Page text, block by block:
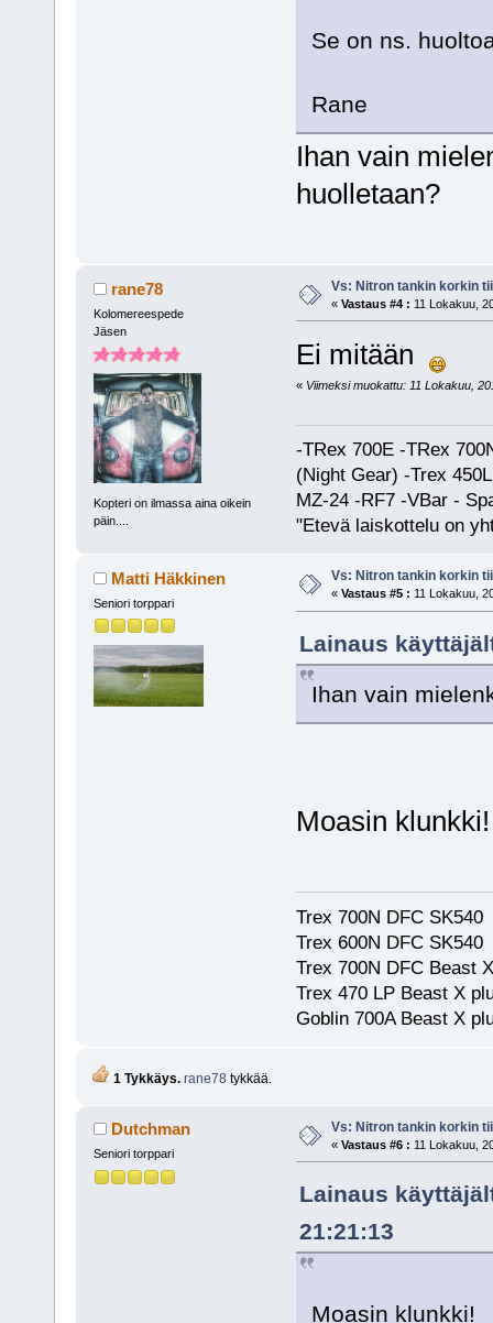
Se on ns.
Rane
Ihan vain
huolletaan?
rane78
Kolomereespede
Jäsen
Kopteri on ilmassa aina oikein
päin....
Vs: Nitron tankin korkin
« Vastaus #4 : 11 Lokakuu,
Ei mitään
« Viimeksi muokattu: 11 Lokakuu,
-TRex 700E -TRex
(Night Gear) -Trex
MZ-24 -RF7 -VBar -
"Etevä laiskottelu on
Matti Häkkinen
Seniori torppari
Vs: Nitron tankin korkin
« Vastaus #5 : 11 Lokakuu,
Lainaus
Ihan vain
Moasin klunkki!
Trex 700N DFC SK540
Trex 600N DFC SK540
Trex 700N DFC Beast
Trex 470 LP Beast X
Goblin 700A Beast X
1 Tykkäys. rane78 tykkää.
Dutchman
Seniori torppari
Vs: Nitron tankin korkin
« Vastaus #6 : 11 Lokakuu,
Lainaus
21:21:13
Moasin klunkki!